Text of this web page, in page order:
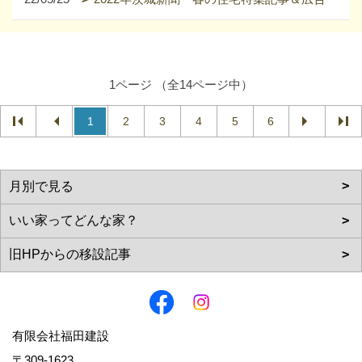
1ページ （全14ページ中）
1 2 3 4 5 6
有限会社福田建設